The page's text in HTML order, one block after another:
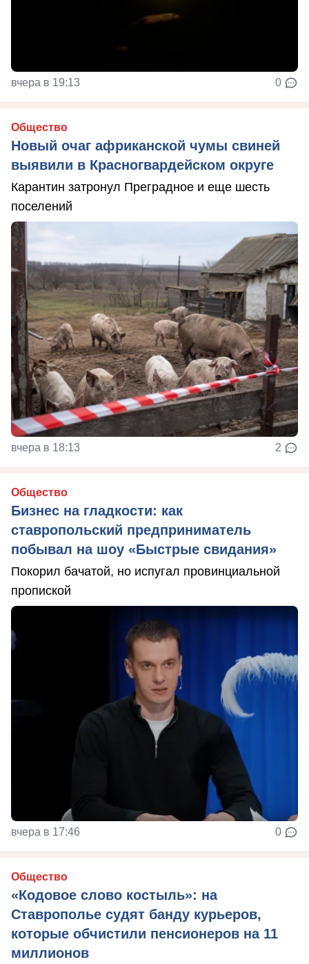
вчера в 19:13 0
Общество
Новый очаг африканской чумы свиней
выявили в Красногвардейском округе
Карантин затронул Преградное и еще шесть
поселений
вчера в 18:13 2
Общество
Бизнес на гладкости: как
ставропольский предприниматель
побывал на шоу «Быстрые свидания»
Покорил бачатой, но испугал провинциальной
пропиской
вчера в 17:46 0
Общество
«Кодовое слово костыль»: на
Ставрополье судят банду курьеров,
которые обчистили пенсионеров на 11
миллионов